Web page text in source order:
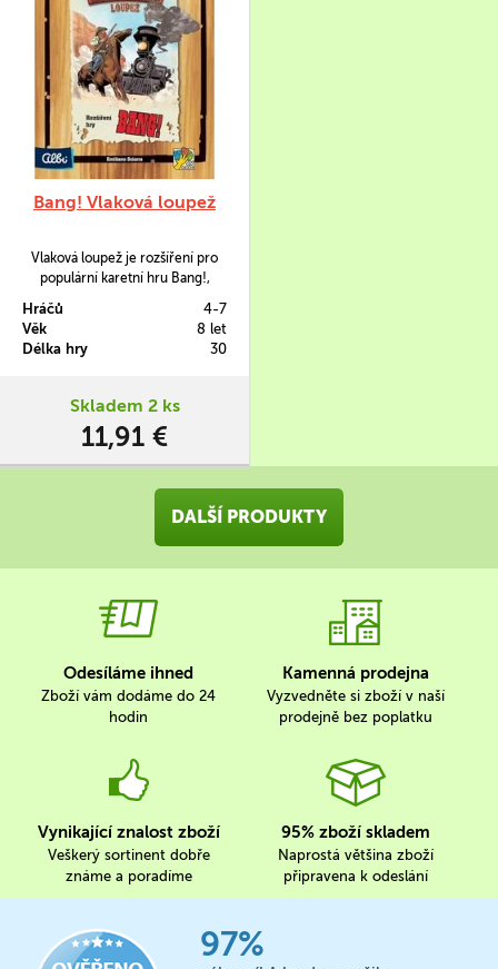
Bang! Vlaková loupež
Vlaková loupež je rozšíření pro
populární karetní hru Bang!,
a slovenští herní autoři a čeští
a slovenští hráči. Mimo jiné
přináší nový mechanismus vlaku.
Hráčů
4-7
Věk
8 let
Délka hry
30
Skladem 2 ks
11,91 €
DALŠÍ PRODUKTY
Odesíláme ihned
Zboží vám dodáme do 24
hodin
Kamenná prodejna
Vyzvedněte si zboží v naší
prodejně bez poplatku
Vynikající znalost zboží
Veškerý sortinent dobře
známe a poradíme
95% zboží skladem
Naprostá většina zboží
připravena k odeslání
97%